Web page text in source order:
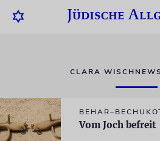
CLARA
Vom Joch befreit